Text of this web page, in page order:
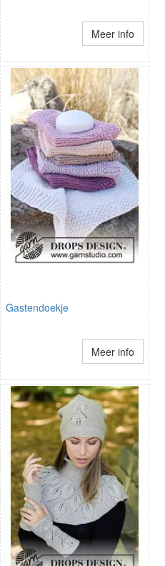
Meer info
Gastendoekje
Meer info